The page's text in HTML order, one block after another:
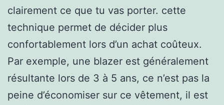
clairement ce que tu vas porter. cette
technique permet de décider plus
confortablement lors d’un achat coûteux.
Par exemple, une blazer est généralement
résultante lors de 3 à 5 ans, ce n’est pas la
peine d’économiser sur ce vêtement, il est